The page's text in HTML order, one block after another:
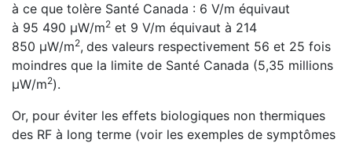
à ce que tolère Santé Canada : 6 V/m équivaut
à 95 490 μW/m2 et 9 V/m équivaut à 214
850 μW/m2, des valeurs respectivement 56 et 25 fois
moindres que la limite de Santé Canada (5,35 millions
μW/m2).
Or, pour éviter les effets biologiques non thermiques
des RF à long terme (voir les exemples de symptômes